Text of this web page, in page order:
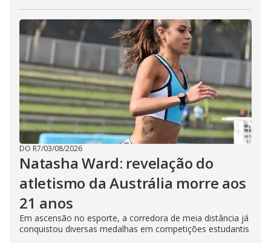
DO R7/03/08/2026
Natasha Ward: revelação do
atletismo da Austrália morre aos
21 anos
Em ascensão no esporte, a corredora de meia distância já
conquistou diversas medalhas em competições estudantis